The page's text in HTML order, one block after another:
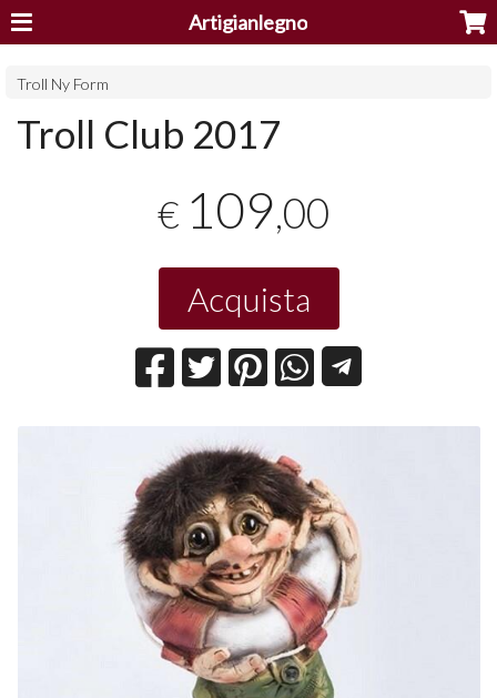
Artigianlegno
Troll Ny Form
Troll Club 2017
€ 109,00
Acquista